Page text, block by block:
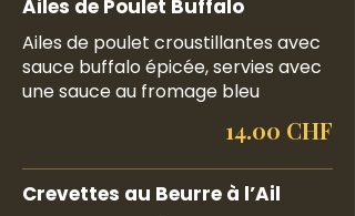
Ailes de Poulet Buffalo
Ailes de poulet croustillantes avec
sauce buffalo épicée, servies avec
une sauce au fromage bleu
14.00 CHF
Crevettes au Beurre à l’Ail